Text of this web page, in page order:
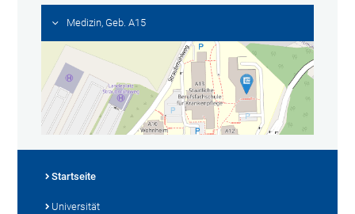
Medizin, Geb. A15
Startseite
Universität